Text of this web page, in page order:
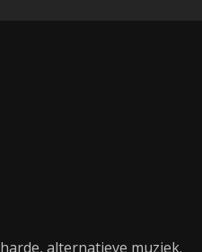
alternatieve muziek.